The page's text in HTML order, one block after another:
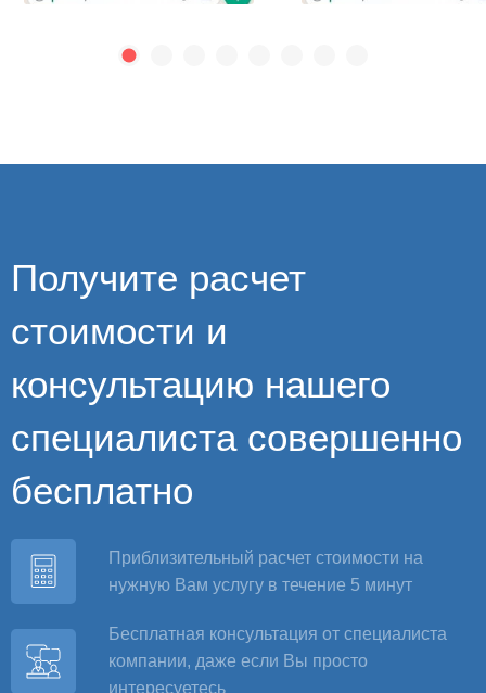
Получите расчет
стоимости и
консультацию нашего
специалиста совершенно
бесплатно
Приблизительный расчет стоимости на
нужную Вам услугу в течение 5 минут
Бесплатная консультация от специалиста
компании, даже если Вы просто
интересуетесь